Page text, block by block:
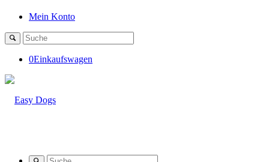
Mein Konto
0Einkaufswagen